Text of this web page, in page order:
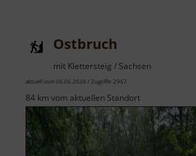
Ostbruch
mit Klettersteig / Sachsen
aktuell vom 06.06.2026 / Zugriffe: 2967
84 km vom aktuellen Standort